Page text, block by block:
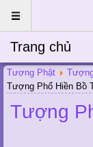
Trang chủ
Tượng Phật
Tượng Phổ Hiền Bồ
Tượng